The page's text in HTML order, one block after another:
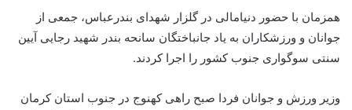
همزمان با حضور دنیامالی در گلزار شهدای بندرعباس، جمعی از
جوانان و ورزشکاران به یاد جانباختگان سانحه بندر شهید رجایی آیین
سنتی سوگواری جنوب کشور را اجرا کردند.
وزیر ورزش و جوانان فردا صبح راهی کهنوج در جنوب استان کرمان